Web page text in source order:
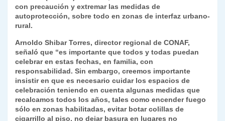
p m o
k
n n
ie
n
dl
y
ar
tir
con precaución y extremar las medidas de
autoprotección, sobre todo en zonas de interfaz urbano-
rural.
Arnoldo Shibar Torres, director regional de CONAF,
señaló que “es importante que todos y todas puedan
celebrar en estas fechas, en familia, con
responsabilidad. Sin embargo, creemos importante
insistir en que es necesario cuidar los espacios de
celebración teniendo en cuenta algunas medidas que
recalcamos todos los años, tales como encender fuego
sólo en zonas habilitadas, evitar botar colillas de
cigarrillo al piso, no dejar basura en lugares no